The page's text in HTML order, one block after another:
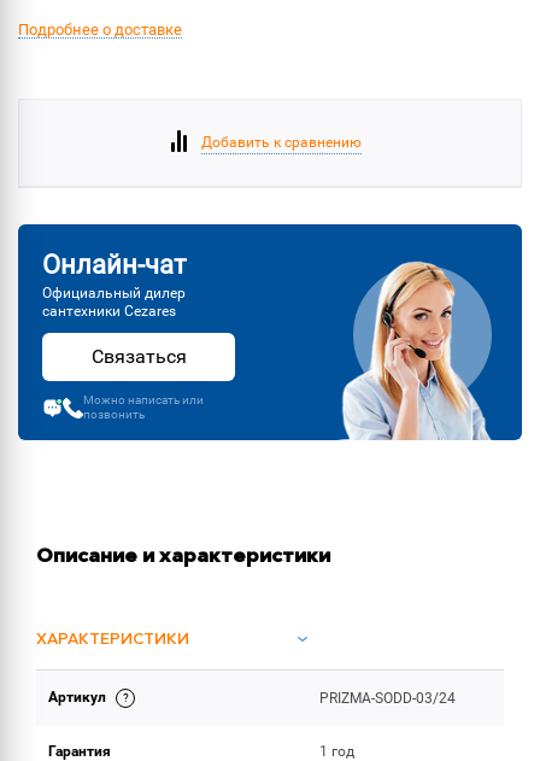
Подробнее о доставке
Добавить к сравнению
Онлайн-чат
Официальный дилер
сантехники Cezares
Связаться
Можно написать или
позвонить
Описание и характеристики
ХАРАКТЕРИСТИКИ
ОБЪЕМ ПОСТАВКИ
Артикул PRIZMA-SODD-03/24
Гарантия 1 год